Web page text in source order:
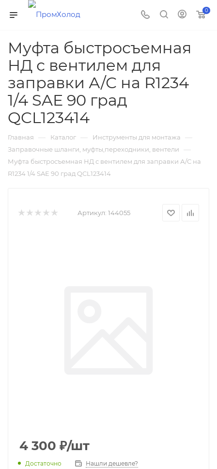
0
Муфта быстросъемная
НД с вентилем для
заправки А/С на R1234
1/4 SAE 90 град
QCL123414
Главная — Каталог — Инструменты для монтажа —
Заправочные шланги, муфты,переходники, вентели —
Муфта быстросъемная НД с вентилем для заправки А/С на
R1234 1/4 SAE 90 град QCL123414
Артикул: 144055
4 300 ₽/шт
Достаточно Нашли дешевле?